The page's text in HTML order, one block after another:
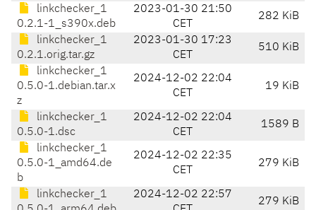
linkchecker_1
0.2.1-1_s390x.deb
2023-01-30 21:50
CET
282 KiB
linkchecker_1
0.2.1.orig.tar.gz
2023-01-30 17:23
CET
510 KiB
linkchecker_1
0.5.0-1.debian.tar.x
z
2024-12-02 22:04
CET
19 KiB
linkchecker_1
0.5.0-1.dsc
2024-12-02 22:04
CET
1589 B
linkchecker_1
0.5.0-1_amd64.de
b
2024-12-02 22:35
CET
279 KiB
linkchecker_1
2024-12-02 22:57
279 KiB